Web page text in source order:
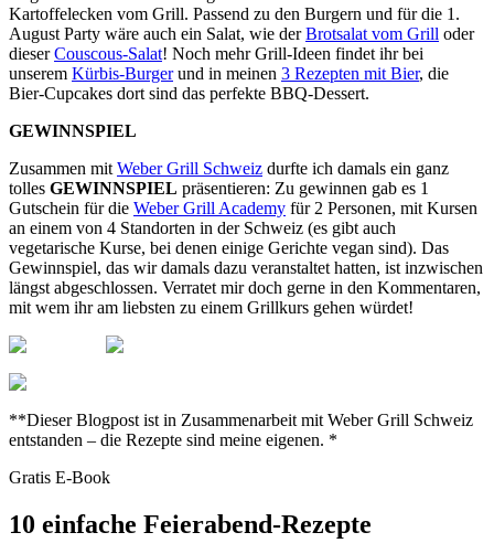
Kartoffelecken vom Grill. Passend zu den Burgern und für die 1.
August Party wäre auch ein Salat, wie derBrotsalat vom Grill oder
dieserCouscous-Salat! Noch mehr Grill-Ideen findet ihr bei
unserem Kürbis-Burgerund in meinen 3 Rezepten mit Bier, die
Bier-Cupcakes dort sind das perfekte BBQ-Dessert.
GEWINNSPIEL
Zusammen mit Weber Grill Schweiz durfte ich damals ein ganz
tolles GEWINNSPIEL präsentieren: Zu gewinnen gab es 1
Gutschein für die Weber Grill Academy für 2 Personen, mit Kursen
an einem von 4 Standorten in der Schweiz (es gibt auch
vegetarische Kurse, bei denen einige Gerichte vegan sind). Das
Gewinnspiel, das wir damals dazu veranstaltet hatten, ist inzwischen
längst abgeschlossen. Verratet mir doch gerne in den Kommentaren,
mit wem ihr am liebsten zu einem Grillkurs gehen würdet!
**Dieser Blogpost ist in Zusammenarbeit mit Weber Grill Schweiz
entstanden – die Rezepte sind meine eigenen. *
Gratis E-Book
10 einfache Feierabend-Rezepte